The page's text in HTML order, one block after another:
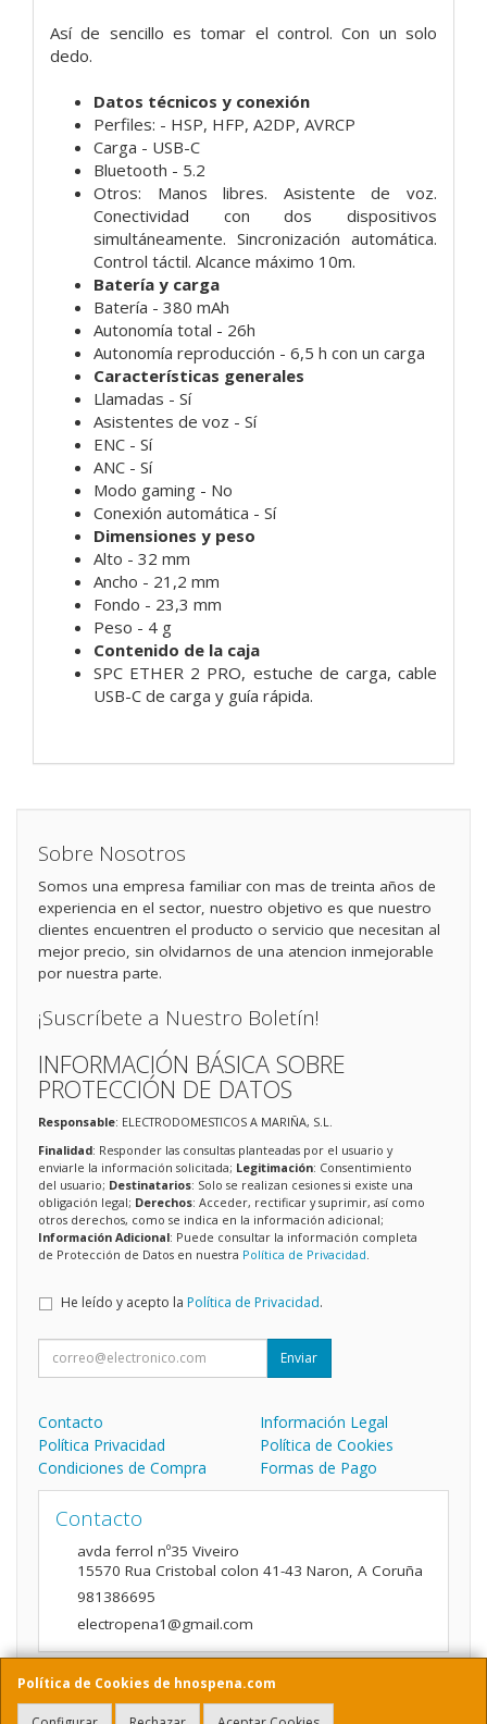
Así de sencillo es tomar el control. Con un solo
dedo.
Datos técnicos y conexión
Perfiles: - HSP, HFP, A2DP, AVRCP
Carga - USB-C
Bluetooth - 5.2
Otros: Manos libres. Asistente de voz.
Conectividad con dos dispositivos
simultáneamente. Sincronización automática.
Control táctil. Alcance máximo 10m.
Batería y carga
Batería - 380 mAh
Autonomía total - 26h
Autonomía reproducción - 6,5 h con un carga
Características generales
Llamadas - Sí
Asistentes de voz - Sí
ENC - Sí
ANC - Sí
Modo gaming - No
Conexión automática - Sí
Dimensiones y peso
Alto - 32 mm
Ancho - 21,2 mm
Fondo - 23,3 mm
Peso - 4 g
Contenido de la caja
SPC ETHER 2 PRO, estuche de carga, cable
USB-C de carga y guía rápida.
Política de Cookies de hnospena.com
Sobre Nosotros
Somos una empresa familiar con mas de treinta años de
experiencia en el sector, nuestro objetivo es que nuestro
clientes encuentren el producto o servicio que necesitan al
mejor precio, sin olvidarnos de una atencion inmejorable
por nuestra parte.
¡Suscríbete a Nuestro Boletín!
INFORMACIÓN BÁSICA SOBRE
PROTECCIÓN DE DATOS
Responsable: ELECTRODOMESTICOS A MARIÑA, S.L.
Finalidad: Responder las consultas planteadas por el usuario y
enviarle la información solicitada; Legitimación: Consentimiento
del usuario; Destinatarios: Solo se realizan cesiones si existe una
obligación legal; Derechos: Acceder, rectificar y suprimir, así como
otros derechos, como se indica en la información adicional;
Información Adicional: Puede consultar la información completa
de Protección de Datos en nuestra Política de Privacidad.
He leído y acepto la Política de Privacidad.
Enviar
Contacto
Información Legal
Política Privacidad
Política de Cookies
Condiciones de Compra
Formas de Pago
Contacto
avda ferrol nº35 Viveiro
15570 Rua Cristobal colon 41-43 Naron, A Coruña
981386695
electropena1@gmail.com
Horario